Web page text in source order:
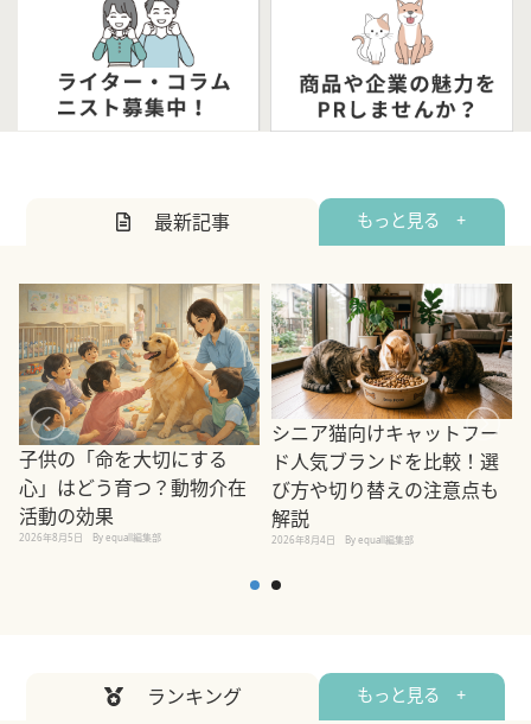
最新記事 もっと見る +
子供の「命を大切にする
心」はどう育つ？動物介在
活動の効果
2026年8月5日 By equall編集部
シニア猫向けキャットフー
ド人気ブランドを比較！選
び方や切り替えの注意点も
解説
2026年8月4日 By equall編集部
ランキング もっと見る +